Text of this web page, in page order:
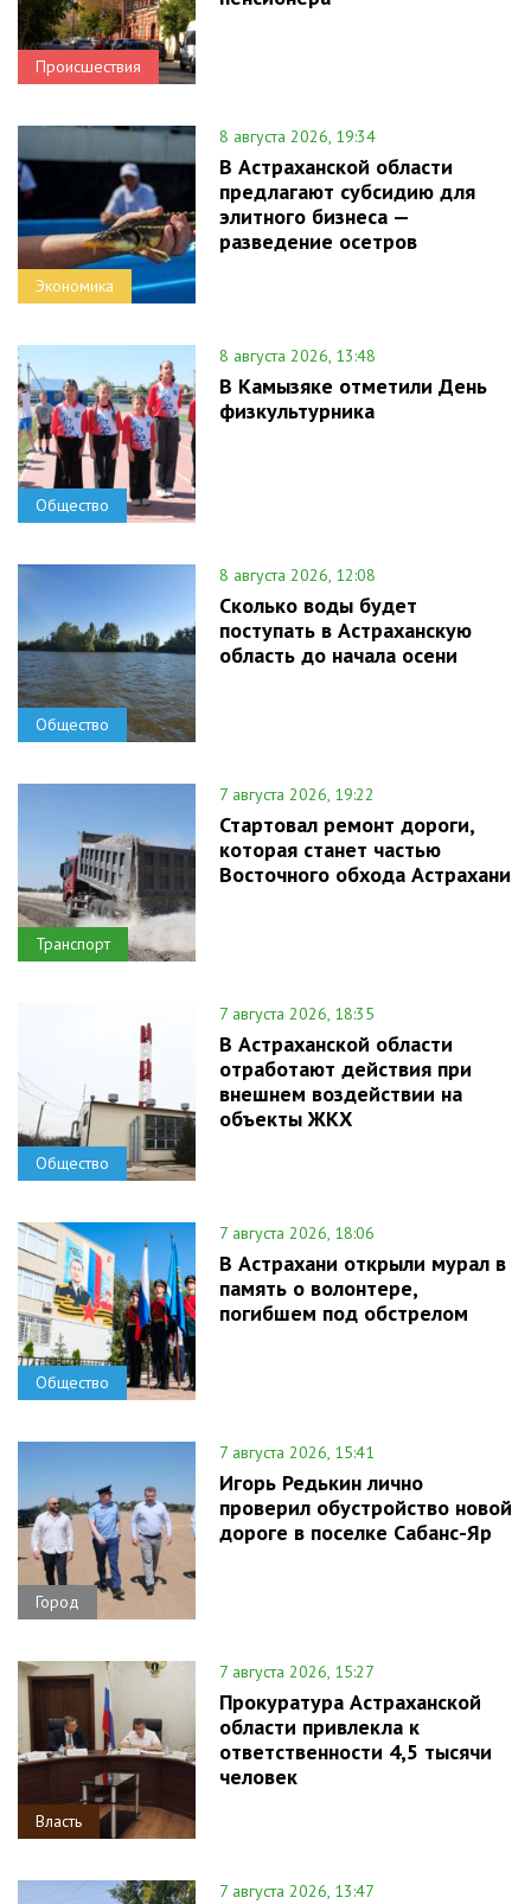
Происшествия
Экономика
8 августа 2026, 19:34
В Астраханской области
предлагают субсидию для
элитного бизнеса —
разведение осетров
Общество
8 августа 2026, 13:48
В Камызяке отметили День
физкультурника
Общество
8 августа 2026, 12:08
Сколько воды будет
поступать в Астраханскую
область до начала осени
Транспорт
7 августа 2026, 19:22
Стартовал ремонт дороги,
которая станет частью
Восточного обхода Астрахани
Общество
7 августа 2026, 18:35
В Астраханской области
отработают действия при
внешнем воздействии на
объекты ЖКХ
Общество
7 августа 2026, 18:06
В Астрахани открыли мурал в
память о волонтере,
погибшем под обстрелом
Город
7 августа 2026, 15:41
Игорь Редькин лично
проверил обустройство новой
дороге в поселке Сабанс-Яр
Власть
7 августа 2026, 15:27
Прокуратура Астраханской
области привлекла к
ответственности 4,5 тысячи
человек
7 августа 2026, 13:47